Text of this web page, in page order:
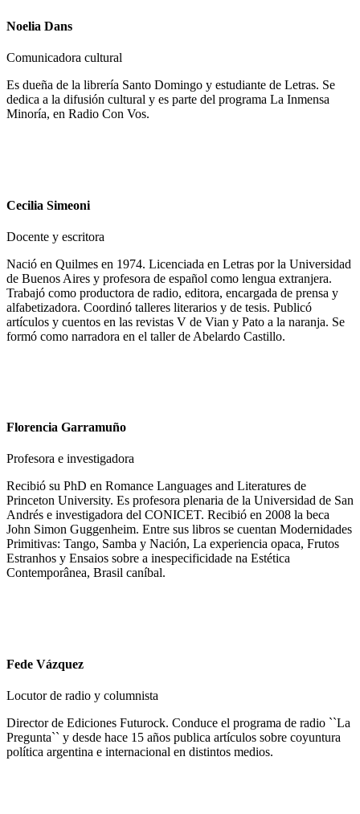
Noelia Dans
Comunicadora cultural
Es dueña de la librería Santo Domingo y estudiante de Letras. Se
dedica a la difusión cultural y es parte del programa La Inmensa
Minoría, en Radio Con Vos.
Cecilia Simeoni
Docente y escritora
Nació en Quilmes en 1974. Licenciada en Letras por la Universidad
de Buenos Aires y profesora de español como lengua extranjera.
Trabajó como productora de radio, editora, encargada de prensa y
alfabetizadora. Coordinó talleres literarios y de tesis. Publicó
artículos y cuentos en las revistas V de Vian y Pato a la naranja. Se
formó como narradora en el taller de Abelardo Castillo.
Florencia Garramuño
Profesora e investigadora
Recibió su PhD en Romance Languages and Literatures de
Princeton University. Es profesora plenaria de la Universidad de San
Andrés e investigadora del CONICET. Recibió en 2008 la beca
John Simon Guggenheim. Entre sus libros se cuentan Modernidades
Primitivas: Tango, Samba y Nación, La experiencia opaca, Frutos
Estranhos y Ensaios sobre a inespecificidade na Estética
Contemporânea, Brasil caníbal.
Fede Vázquez
Locutor de radio y columnista
Director de Ediciones Futurock. Conduce el programa de radio ``La
Pregunta`` y desde hace 15 años publica artículos sobre coyuntura
política argentina e internacional en distintos medios.